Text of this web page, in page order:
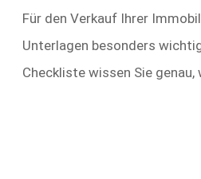
Für den Verkauf Ihrer
Unterlagen besonders
Checkliste wissen Sie